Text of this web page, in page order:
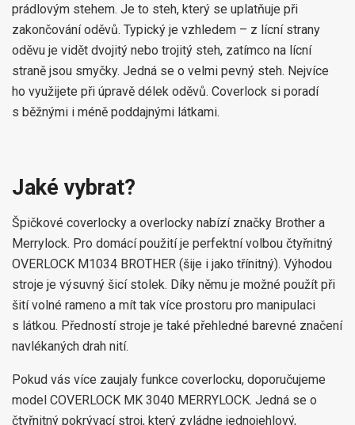
prádlovým stehem. Je to steh, který se uplatňuje při
zakončování oděvů. Typický je vzhledem – z lícní strany
oděvu je vidět dvojitý nebo trojitý steh, zatímco na lícní
straně jsou smyčky. Jedná se o velmi pevný steh. Nejvíce
ho využijete při úpravě délek oděvů. Coverlock si poradí
s běžnými i méně poddajnými látkami.
Jaké vybrat?
Špičkové coverlocky a overlocky nabízí značky Brother a
Merrylock. Pro domácí použití je perfektní volbou čtyřnitný
OVERLOCK M1034 BROTHER (šije i jako třínitný). Výhodou
stroje je výsuvný šicí stolek. Díky němu je možné použít při
šití volné rameno a mít tak více prostoru pro manipulaci
s látkou. Předností stroje je také přehledné barevné značení
navlékaných drah nití.
Pokud vás více zaujaly funkce coverlocku, doporučujeme
model COVERLOCK MK 3040 MERRYLOCK. Jedná se o
čtyřnitný pokrývací stroj, který zvládne jednojehlový,